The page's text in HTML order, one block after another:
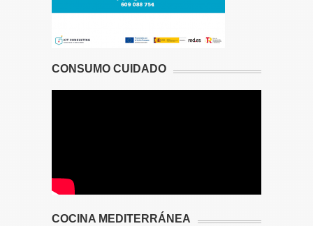
CONSUMO CUIDADO
COCINA MEDITERRÁNEA